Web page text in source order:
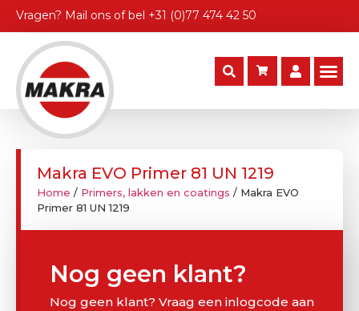
Vragen? Mail ons of bel +31 (0)77 474 42 50
Makra EVO Primer 81 UN 1219
Home / Primers, lakken en coatings / Makra EVO
Primer 81 UN 1219
Nog geen klant?
Nog geen klant? Vraag een inlogcode aan